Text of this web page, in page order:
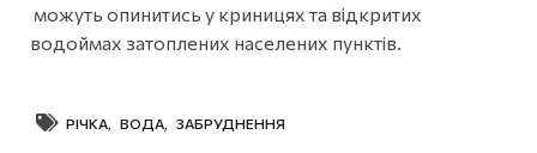
можуть опинитись у криницях та відкритих
водоймах затоплених населених пунктів.
РІЧКА ВОДА ЗАБРУДНЕННЯ